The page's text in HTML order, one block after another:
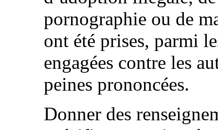
pornographie ou de
ont été prises, parmi
engagées contre les
peines prononcées.
Donner des